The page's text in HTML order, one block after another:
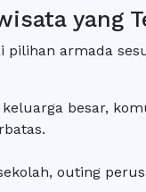
yang
pilihan armada
besar,
outing